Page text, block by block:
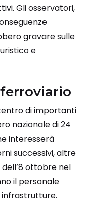
Gli osservatori,
gravare sulle
e
di importanti
nazionale di 24
interesserà
successivi, altre
ottobre nel
il personale